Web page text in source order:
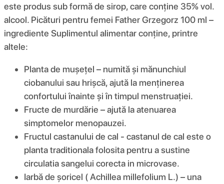
este produs sub formă de sirop, care conține 35% vol.
alcool. Picături pentru femei Father Grzegorz 100 ml –
ingrediente Suplimentul alimentar conține, printre
altele:
Planta de mușețel – numită și mănunchiul
ciobanului sau hrișcă, ajută la menținerea
confortului înainte și în timpul menstruației.
Fructe de murdărie – ajută la atenuarea
simptomelor menopauzei.
Fructul castanului de cal - castanul de cal este o
planta traditionala folosita pentru a sustine
circulatia sangelui corecta in microvase.
Iarbă de șoricel ( Achillea millefolium L.) – una